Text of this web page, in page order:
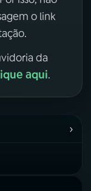
o link
da
aqui.
›